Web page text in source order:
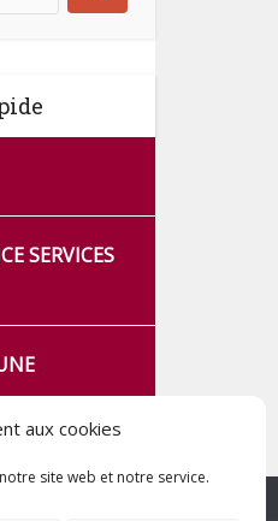
aux cookies
site web et notre service.
SERVICES